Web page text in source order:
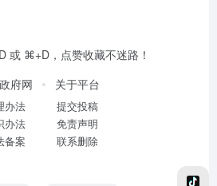
或 ⌘+D，点赞收藏不迷路！
府网
办法
办法
备案
关于平台
提交投稿
免责声明
联系删除